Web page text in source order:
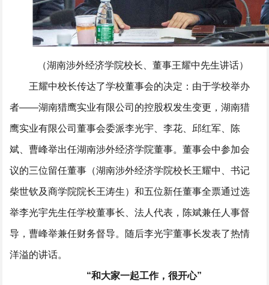
（湖南涉外经济学院校长、董事王耀中先生讲话）
王耀中校长传达了学校董事会的决定：由于学校举办
者——湖南猎鹰实业有限公司的控股权发生变更，湖南猎
鹰实业有限公司董事会委派李光宇、李花、邱红军、陈
斌、曹峰举出任湖南涉外经济学院董事。董事会中参加会
议的三位留任董事（湖南涉外经济学院校长王耀中、书记
柴世钦及商学院院长王涛生）和五位新任董事全票通过选
举李光宇先生任学校董事长、法人代表，陈斌兼任人事督
导，曹峰举兼任财务督导。随后李光宇董事长发表了热情
洋溢的讲话。
“和大家一起工作，很开心”